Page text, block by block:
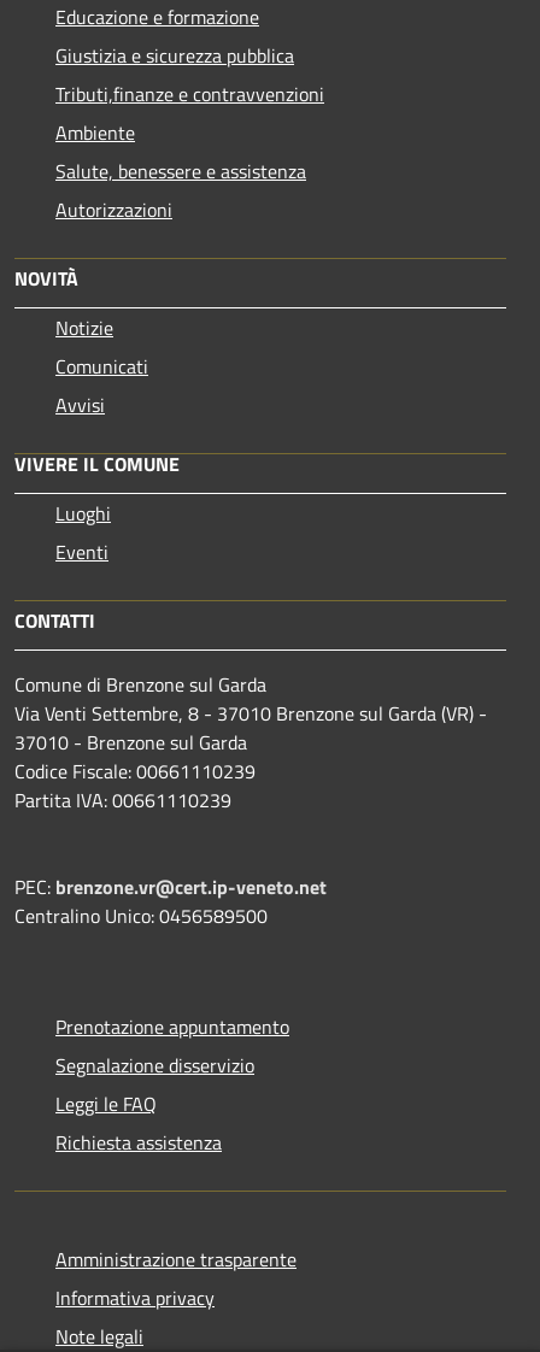
Educazione e formazione
Giustizia e sicurezza pubblica
Tributi,finanze e contravvenzioni
Ambiente
Salute, benessere e assistenza
Autorizzazioni
NOVITÀ
Notizie
Comunicati
Avvisi
VIVERE IL COMUNE
Luoghi
Eventi
CONTATTI
Comune di Brenzone sul Garda
Via Venti Settembre, 8 - 37010 Brenzone sul Garda (VR) -
37010 - Brenzone sul Garda
Codice Fiscale: 00661110239
Partita IVA: 00661110239
PEC: brenzone.vr@cert.ip-veneto.net
Centralino Unico: 0456589500
Prenotazione appuntamento
Segnalazione disservizio
Leggi le FAQ
Richiesta assistenza
Amministrazione trasparente
Informativa privacy
Note legali